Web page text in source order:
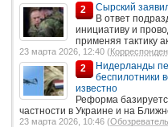
2
Сырский
В ответ
инициативу и
применяя тактику
23 марта 2026, 12:40 (
2
Нидерланды
беспилотники
известно
Реформа
частности в Украине и на
23 марта 2026, 10:46 (Обозреватель